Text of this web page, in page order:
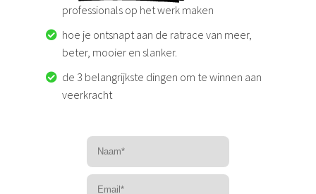
professionals op het werk maken
hoe je ontsnapt aan de ratrace van meer,
beter, mooier en slanker.
de 3 belangrijkste dingen om te winnen aan
veerkracht